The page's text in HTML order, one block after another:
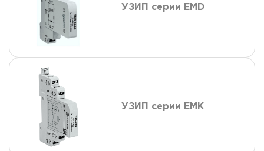
УЗИП серии EMD
УЗИП серии EMK